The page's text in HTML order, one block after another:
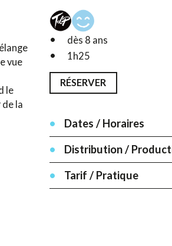
vue
le
la
dès 8 ans
1h25
RÉSERVER
Dates / Horaires
Distribution /
Tarif / Pratique